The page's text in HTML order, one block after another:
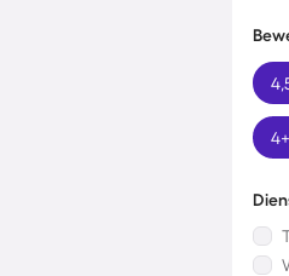
4+